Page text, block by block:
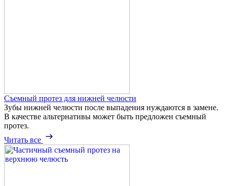
Съемный протез для нижней челюсти
Зубы нижней челюсти после выпадения нуждаются в замене.
В качестве альтернативы может быть предложен съемный
протез.
Читать все